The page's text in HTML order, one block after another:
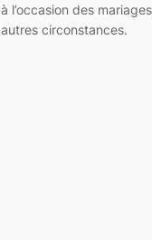
à l’occasion des
autres circonstances.